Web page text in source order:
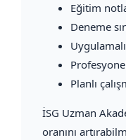
Eğitim
Deneme
Planlı
İSG Uzman
oranını